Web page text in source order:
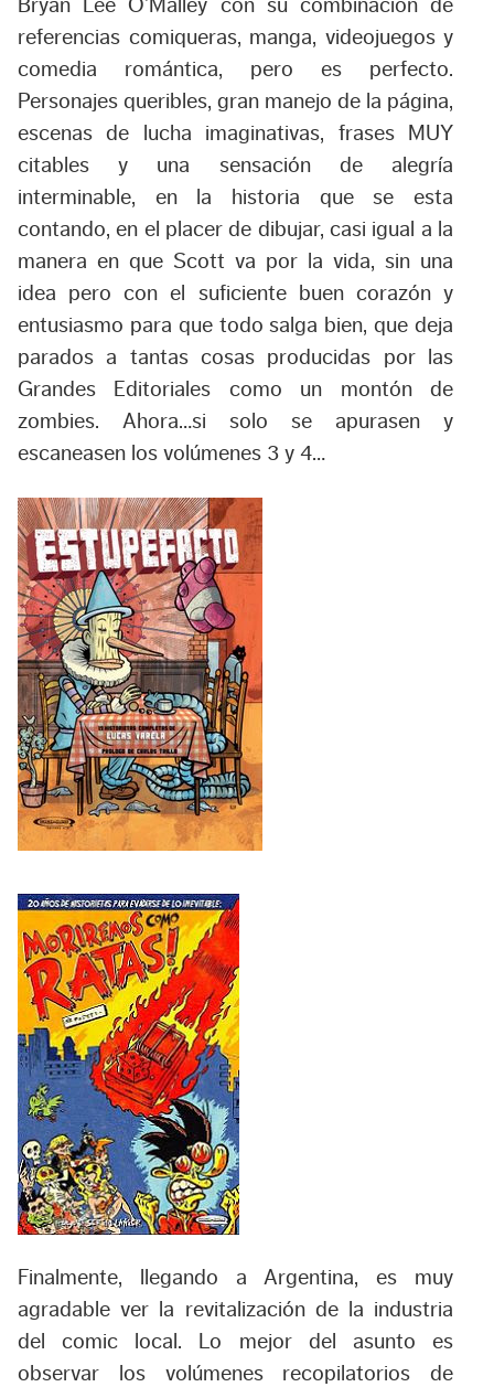
Bryan Lee O’Malley con su combinación de
referencias comiqueras, manga, videojuegos y
comedia romántica, pero es perfecto.
Personajes queribles, gran manejo de la página,
escenas de lucha imaginativas, frases MUY
citables y una sensación de alegría
interminable, en la historia que se esta
contando, en el placer de dibujar, casi igual a la
manera en que Scott va por la vida, sin una
idea pero con el suficiente buen corazón y
entusiasmo para que todo salga bien, que deja
parados a tantas cosas producidas por las
Grandes Editoriales como un montón de
zombies. Ahora…si solo se apurasen y
escaneasen los volúmenes 3 y 4…
Finalmente, llegando a Argentina, es muy
agradable ver la revitalización de la industria
del comic local. Lo mejor del asunto es
observar los volúmenes recopilatorios de